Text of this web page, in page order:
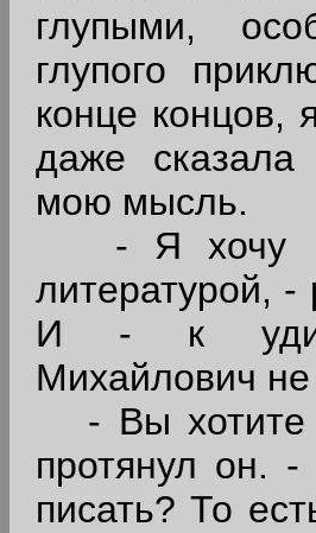
глупыми,
глупого
конце концов,
даже
мою мысль.
- Я хочу
литературой, -
И - к
Михайлович
- Вы хотите
протянул он.
писать? То